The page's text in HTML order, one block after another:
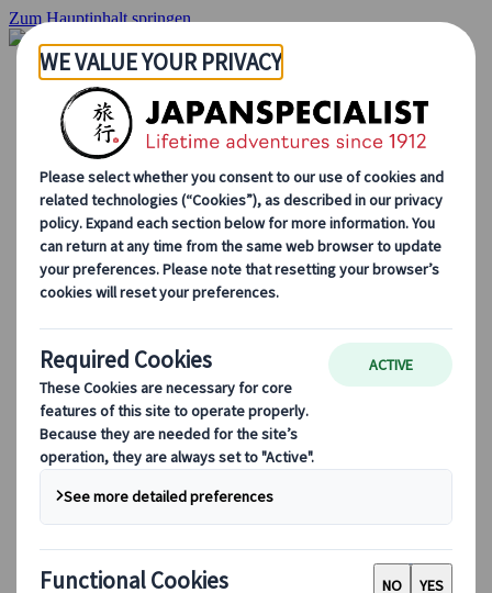
Zum Hauptinhalt springen
Startseite
Rundreisen
Individuelle Reisen
Gruppenreisen
Selbstfahrerreisen
Ausflüge
Maßgeschneiderte Gruppenreisen
Japan Rail Pass
Wie wir arbeiten
Über uns
Treffen Sie unser Team
Werden Sie Teil unseres Teams
Saisonale Reisetipps
Highlights des Reiseziels
Kulturelle Einblicke
Kulinarische Erlebnisse
Entdecke Japan mit dem Zug
Häufig gestellte Fragen
Wichtige Informationen
Etikette in Japan
Autofahren in Japan
Bei uns buchen
Japan Rail Pass
Unterkunft
Online-Beratung